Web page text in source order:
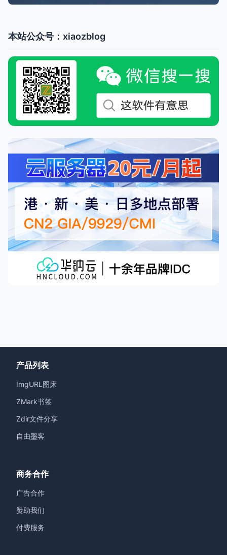
本站公众号：xiaozblog
产品列表
ImgURL图床
ZMark书签
Zdir文件分享
自由墨客
商务合作
广告合作
赞助我们
付费服务